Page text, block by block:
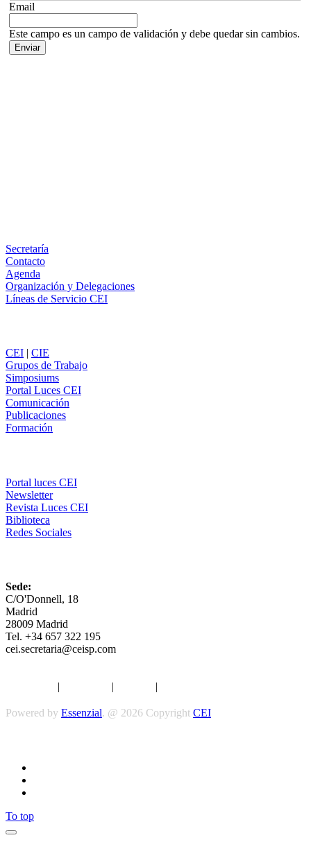
Email
Este campo es un campo de validación y debe quedar sin cambios.
Secretaría
Contacto
Agenda
Organización y Delegaciones
Líneas de Servicio CEI
CEI | CIE
Grupos de Trabajo
Simposiums
Portal Luces CEI
Comunicación
Publicaciones
Formación
Portal luces CEI
Newsletter
Revista Luces CEI
Biblioteca
Redes Sociales
Sede:
C/O'Donnell, 18
Madrid
28009 Madrid
Tel. +34 657 322 195
cei.secretaria@ceisp.com
| | |
Powered by Essenzial. @ 2026 Copyright CEI
To top